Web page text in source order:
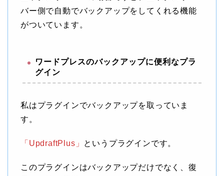
バー側で自動でバックアップをしてくれる機能
がついています。
ワードプレスのバックアップに便利なプラ
グイン
私はプラグインでバックアップを取っていま
す。
「UpdraftPlus」 というプラグインです。
このプラグインはバックアップだけでなく、復